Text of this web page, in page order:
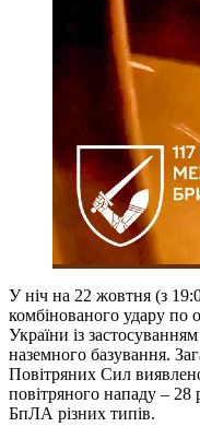
У ніч на 22 жовтня (з
комбінованого удару по
України із
наземного базування.
Повітряних Сил
повітряного нападу – 28
БпЛА різних типів.